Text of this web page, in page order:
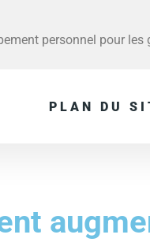
personnel pour les
PLAN DU